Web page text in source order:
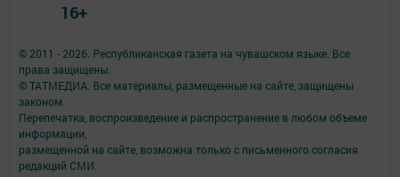
© 2011 - 2026. Республиканская газета на чувашском языке. Все
права защищены.
© ТАТМЕДИА. Все материалы, размещенные на сайте, защищены
законом.
Перепечатка, воспроизведение и распространение в любом объеме
информации,
размещенной на сайте, возможна только с письменного согласия
редакций СМИ.
16+